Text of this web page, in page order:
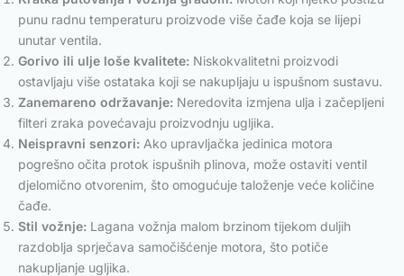
punu radnu temperaturu proizvode više čađe koja se lijepi
unutar ventila.
Gorivo ili ulje loše kvalitete: Niskokvalitetni proizvodi
ostavljaju više ostataka koji se nakupljaju u ispušnom sustavu.
Zanemareno održavanje: Neredovita izmjena ulja i začepljeni
filteri zraka povećavaju proizvodnju ugljika.
Neispravni senzori: Ako upravljačka jedinica motora
pogrešno očita protok ispušnih plinova, može ostaviti ventil
djelomično otvorenim, što omogućuje taloženje veće količine
čađe.
Stil vožnje: Lagana vožnja malom brzinom tijekom duljih
razdoblja sprječava samočišćenje motora, što potiče
nakupljanje ugljika.